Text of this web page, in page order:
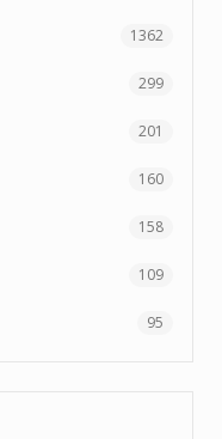
1362
299
201
160
158
109
95